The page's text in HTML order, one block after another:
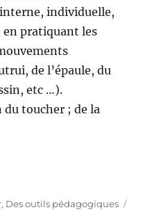
individuelle,
en pratiquant les
de l’épaule, du
etc …).
du toucher ; de la
, Des outils pédagogiques